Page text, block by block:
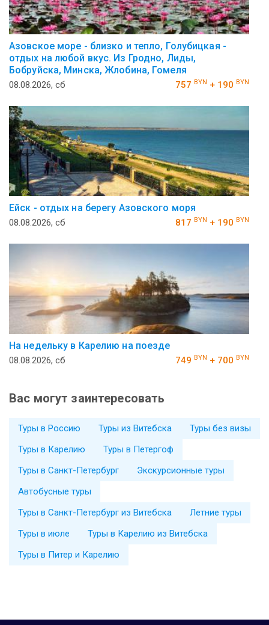
Азовское море - близко и тепло, Голубицкая -
отдых на любой вкус. Из Гродно, Лиды,
Бобруйска, Минска, Жлобина, Гомеля
08.08.2026, сб 757 BYN + 190 BYN
Ейск - отдых на берегу Азовского моря
08.08.2026, сб 817 BYN + 190 BYN
На недельку в Карелию на поезде
08.08.2026, сб 749 BYN + 700 BYN
Вас могут заинтересовать
Туры в Россию Туры из Витебска
Туры без визы
Туры в Карелию
Туры в Петергоф
Туры в Санкт-Петербург
Экскурсионные туры
Автобусные туры
Туры в Санкт-Петербург из Витебска
Летние туры
Туры в июле
Туры в Карелию из Витебска
Туры в Питер и Карелию